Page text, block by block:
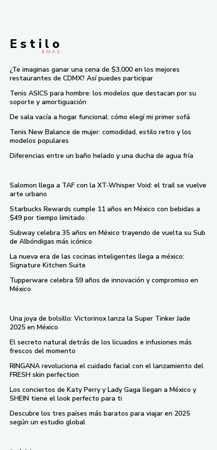
E s t i l o
& M À S
¿Te imaginas ganar una cena de $3,000 en los mejores
restaurantes de CDMX? Así puedes participar
Tenis ASICS para hombre: los modelos que destacan por su
soporte y amortiguación
De sala vacía a hogar funcional: cómo elegí mi primer sofá
Tenis New Balance de mujer: comodidad, estilo retro y los
modelos populares
Diferencias entre un baño helado y una ducha de agua fría
Salomon llega a TAF con la XT-Whisper Void: el trail se vuelve
arte urbano
Starbucks Rewards cumple 11 años en México con bebidas a
$49 por tiempo limitado
Subway celebra 35 años en México trayendo de vuelta su Sub
de Albóndigas más icónico
La nueva era de las cocinas inteligentes llega a méxico:
Signature Kitchen Suite
Tupperware celebra 59 años de innovación y compromiso en
México
Una joya de bolsillo: Victorinox lanza la Super Tinker Jade
2025 en México
El secreto natural detrás de los licuados e infusiones más
frescos del momento
RINGANA revoluciona el cuidado facial con el lanzamiento del
FRESH skin perfection
Los conciertos de Katy Perry y Lady Gaga llegan a México y
SHEIN tiene el look perfecto para ti
Descubre los tres países más baratos para viajar en 2025
según un estudio global